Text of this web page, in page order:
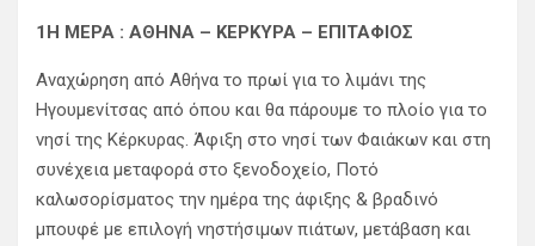
1Η ΜΕΡΑ : AΘΗΝΑ – ΚΕΡΚΥΡΑ – EΠITAΦΙΟΣ
Αναχώρηση από Αθήνα το πρωί για το λιμάνι της
Ηγουμενίτσας από όπου και θα πάρουμε το πλοίο για το
νησί της Κέρκυρας. Άφιξη στο νησί των Φαιάκων και στη
συνέχεια μεταφορά στο ξενοδοχείο, Ποτό
καλωσορίσματος την ημέρα της άφιξης & βραδινό
μπουφέ με επιλογή νηστήσιμων πιάτων, μετάβαση και